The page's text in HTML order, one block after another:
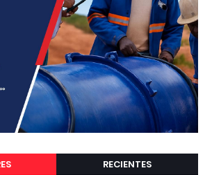
RECIENTES